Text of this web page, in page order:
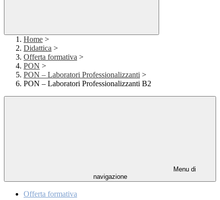
Home >
Didattica >
Offerta formativa >
PON >
PON – Laboratori Professionalizzanti >
PON – Laboratori Professionalizzanti B2
Menu di
navigazione
Offerta formativa